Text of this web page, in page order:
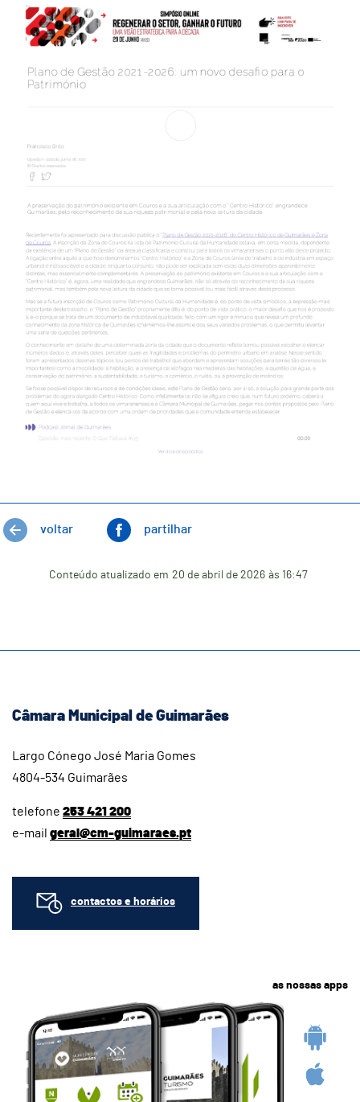
voltar partilhar
Conteúdo atualizado em 20 de abril de 2026 às 16:47
Câmara Municipal de Guimarães
Largo Cónego José Maria Gomes
4804-534 Guimarães
telefone 253 421 200
e-mail geral@cm-guimaraes.pt
contactos e horários
as nossas apps